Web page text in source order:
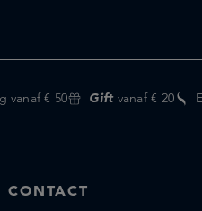
vanaf € 50 Giftvanaf € 20
CONTACT